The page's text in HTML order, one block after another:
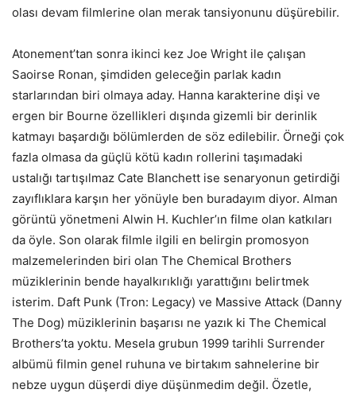
olası devam filmlerine olan merak tansiyonunu düşürebilir.
Atonement’tan sonra ikinci kez Joe Wright ile çalışan
Saoirse Ronan, şimdiden geleceğin parlak kadın
starlarından biri olmaya aday. Hanna karakterine dişi ve
ergen bir Bourne özellikleri dışında gizemli bir derinlik
katmayı başardığı bölümlerden de söz edilebilir. Örneği çok
fazla olmasa da güçlü kötü kadın rollerini taşımadaki
ustalığı tartışılmaz Cate Blanchett ise senaryonun getirdiği
zayıflıklara karşın her yönüyle ben buradayım diyor. Alman
görüntü yönetmeni Alwin H. Kuchler’ın filme olan katkıları
da öyle. Son olarak filmle ilgili en belirgin promosyon
malzemelerinden biri olan The Chemical Brothers
müziklerinin bende hayalkırıklığı yarattığını belirtmek
isterim. Daft Punk (Tron: Legacy) ve Massive Attack (Danny
The Dog) müziklerinin başarısı ne yazık ki The Chemical
Brothers’ta yoktu. Mesela grubun 1999 tarihli Surrender
albümü filmin genel ruhuna ve birtakım sahnelerine bir
nebze uygun düşerdi diye düşünmedim değil. Özetle,